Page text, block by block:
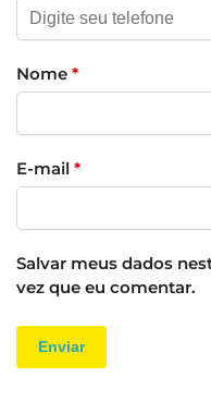
Nome *
E-mail *
Salvar meus dados
vez que eu comentar.